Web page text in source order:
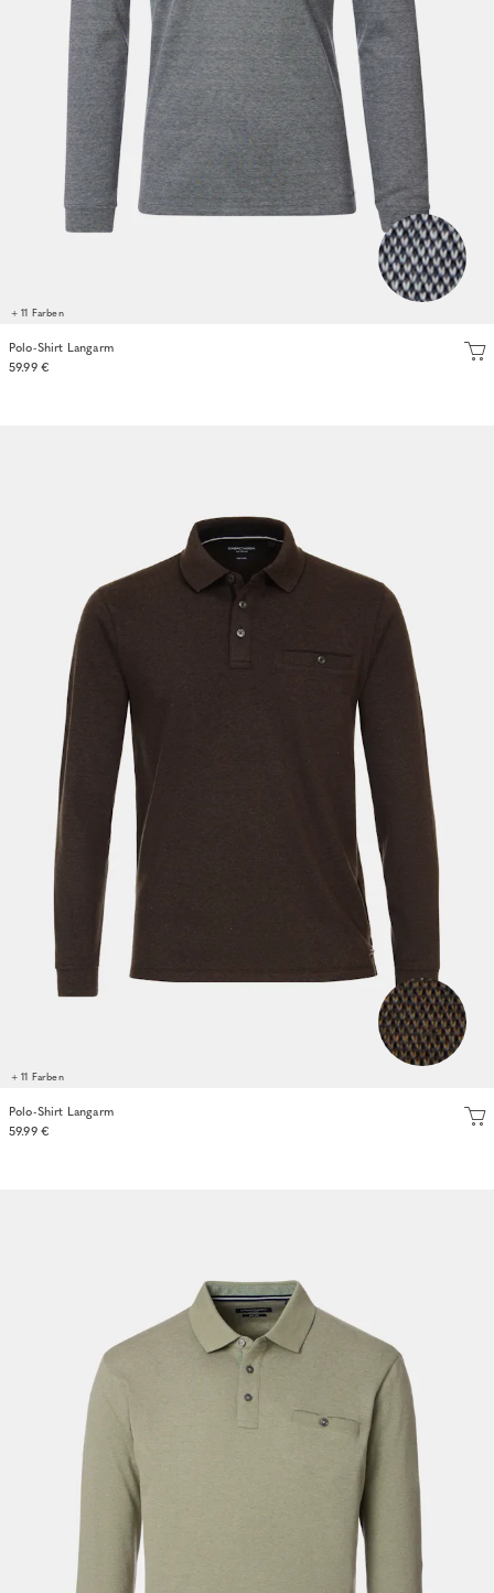
+ 11 Farben
Polo-Shirt Langarm
59.99 €
+ 11 Farben
Polo-Shirt Langarm
59.99 €